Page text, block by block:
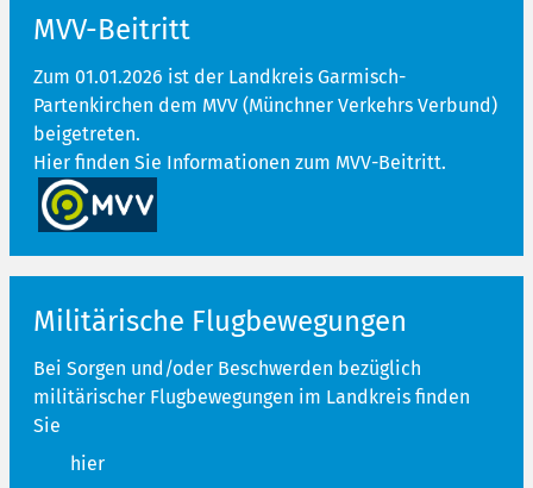
MVV-Beitritt
Zum 01.01.2026 ist der Landkreis Garmisch-
Partenkirchen dem MVV (Münchner Verkehrs Verbund)
beigetreten.
Hier finden Sie Informationen zum MVV-Beitritt.
Militärische Flugbewegungen
Bei Sorgen und/oder Beschwerden bezüglich
militärischer Flugbewegungen im Landkreis finden
Sie
hier